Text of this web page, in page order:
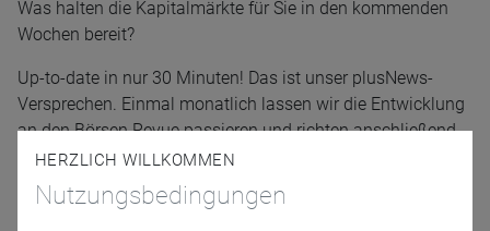
Was halten die Kapitalmärkte für Sie in den kommenden
Wochen bereit?
Up-to-date in nur 30 Minuten! Das ist unser plusNews-
Versprechen. Einmal monatlich lassen wir die Entwicklung
an den Börsen Revue passieren und richten anschließend
mit Mario Künzel, Referent Investmentstrategien, den Blick
nach vorn auf das, was Anleger in den kommenden
Wochen erwartet.
HERZLICH WILLKOMMEN
Nutzungsbedingungen